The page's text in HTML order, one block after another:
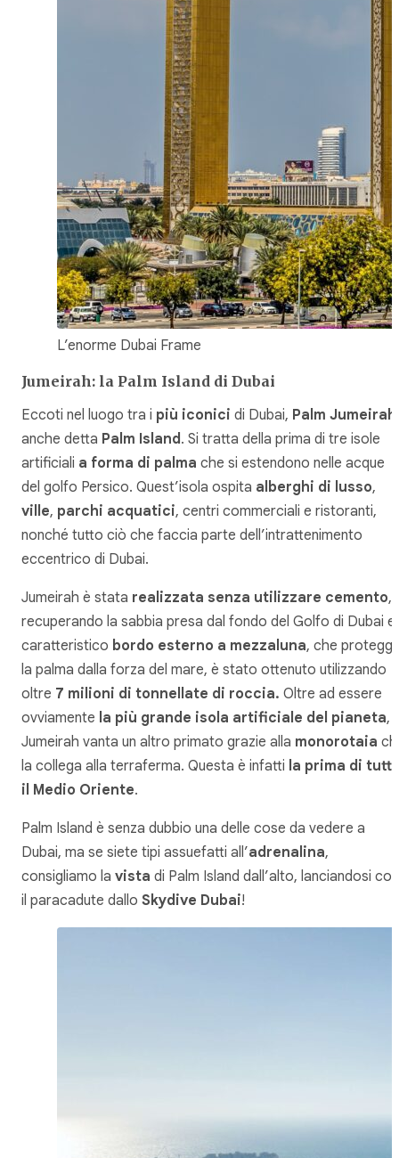
L’enorme Dubai Frame
Jumeirah: la Palm Island di Dubai
Eccoti nel luogo tra i più iconici di Dubai, Palm Jumeirah
anche detta Palm Island. Si tratta della prima di tre isole
artificiali a forma di palma che si estendono nelle acque
del golfo Persico. Quest’isola ospita alberghi di lusso,
ville, parchi acquatici, centri commerciali e ristoranti,
nonché tutto ciò che faccia parte dell’intrattenimento
eccentrico di Dubai.
Jumeirah è stata realizzata senza utilizzare cemento,
recuperando la sabbia presa dal fondo del Golfo di Dubai e
caratteristico bordo esterno a mezzaluna, che
la palma dalla forza del mare, è stato ottenuto utilizzando
oltre 7 milioni di tonnellate di roccia. Oltre ad essere
ovviamente la più grande isola artificiale del pianeta,
Jumeirah vanta un altro primato grazie alla monorotaia
la collega alla terraferma. Questa è infatti la prima di
il Medio Oriente.
Palm Island è senza dubbio una delle cose da vedere a
Dubai, ma se siete tipi assuefatti all’adrenalina,
consigliamo la vista di Palm Island dall’alto, lanciandosi con
il paracadute dallo Skydive Dubai!